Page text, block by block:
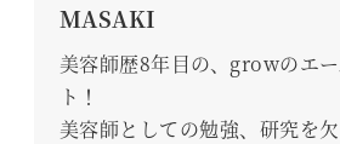
MASAKI
美容師歴8年目の、growのエ
ト！
美容師としての勉強、研究を